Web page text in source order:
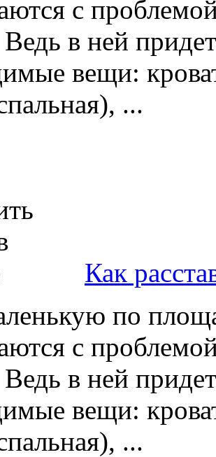
с
в ней
вещи:
...
Как
по
с
в ней
вещи:
...